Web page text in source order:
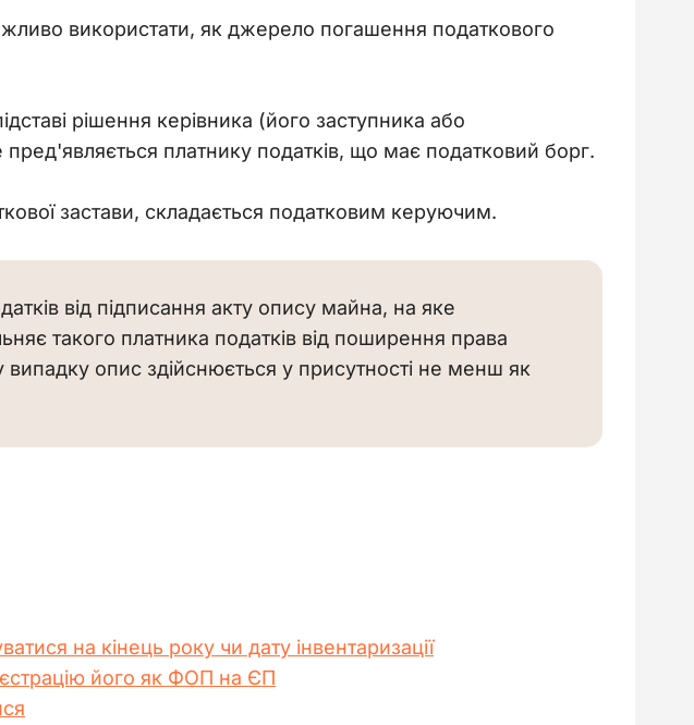
використати, як джерело погашення податкового
рішення керівника (його заступника або
платнику податків, що має податковий борг.
застави, складається податковим керуючим.
від підписання акту опису майна, на яке
такого платника податків від поширення права
опис здійснюється у присутності не менш як
на кінець року чи дату інвентаризації
його як ФОП на ЄП